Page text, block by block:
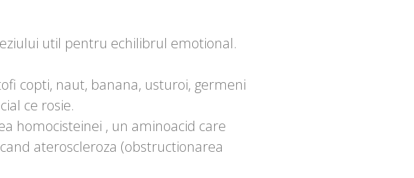
util pentru echilibrul emotional.
copti, naut, banana, usturoi, germeni
ce rosie.
homocisteinei , un aminoacid care
ateroscleroza (obstructionarea